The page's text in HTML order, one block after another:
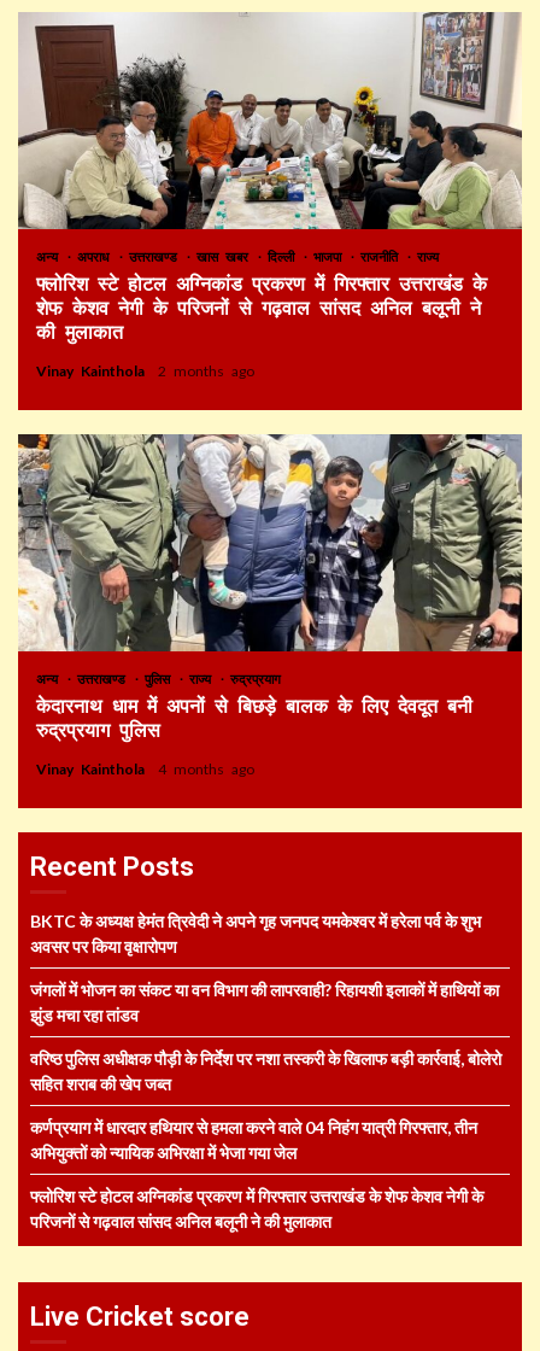
अन्य अपराध उत्तराखण्ड खास खबर दिल्ली भाजपा राजनीति राज्य
फ्लोरिश स्टे होटल अग्निकांड प्रकरण में गिरफ्तार उत्तराखंड के
शेफ केशव नेगी के परिजनों से गढ़वाल सांसद अनिल बलूनी ने
की मुलाकात
Vinay Kainthola 2 months ago
अन्य उत्तराखण्ड पुलिस राज्य रुद्रप्रयाग
केदारनाथ धाम में अपनों से बिछड़े बालक के लिए देवदूत बनी
रुद्रप्रयाग पुलिस
Vinay Kainthola 4 months ago
Recent Posts
BKTC के अध्यक्ष हेमंत त्रिवेदी ने अपने गृह जनपद यमकेश्वर में हरेला पर्व के शुभ
अवसर पर किया वृक्षारोपण
जंगलों में भोजन का संकट या वन विभाग की लापरवाही? रिहायशी इलाकों में हाथियों का
झुंड मचा रहा तांडव
वरिष्ठ पुलिस अधीक्षक पौड़ी के निर्देश पर नशा तस्करी के खिलाफ बड़ी कार्रवाई, बोलेरो
सहित शराब की खेप जब्त
कर्णप्रयाग में धारदार हथियार से हमला करने वाले 04 निहंग यात्री गिरफ्तार, तीन
अभियुक्तों को न्यायिक अभिरक्षा में भेजा गया जेल
फ्लोरिश स्टे होटल अग्निकांड प्रकरण में गिरफ्तार उत्तराखंड के शेफ केशव नेगी के
परिजनों से गढ़वाल सांसद अनिल बलूनी ने की मुलाकात
Live Cricket score